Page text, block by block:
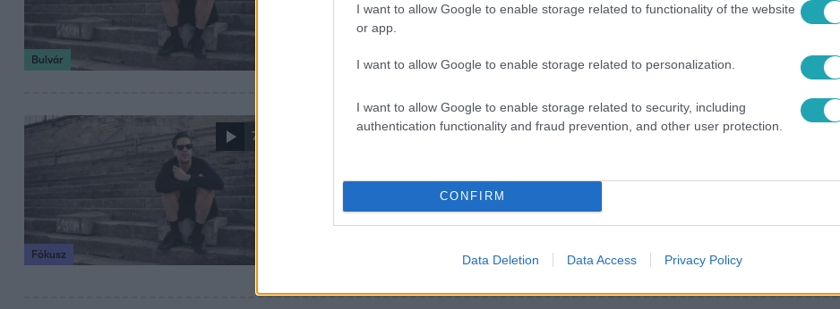
I want to allow Google to enable storage related to functionality of the website
or app.
I want to allow Google to enable storage related to personalization.
I want to allow Google to enable storage related to security, including
authentication functionality and fraud prevention, and other user protection.
CONFIRM
Data Deletion Data Access Privacy Policy
Bulvár
birtoklás gyanúja miatt indított eljárást a hatóság.
7:54
Fókusz
2025. május 15. 18:41
férfiasabb, ha valaki mer
nők. De mi történik, ha elfojtják a